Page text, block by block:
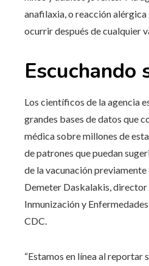
anafilaxia, o reacción alérgica
ocurrir después de cualquier
Escuchando
Los científicos de la agencia
grandes bases de datos que
médica sobre millones de
de patrones que puedan
de la vacunación
Demeter Daskalakis,
Inmunización y
CDC.
“Estamos en línea al reportar